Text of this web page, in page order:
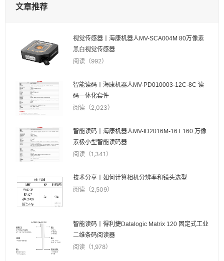
文章推荐
视觉传感器丨海康机器人MV-SCA004M 80万像素
黑白视觉传感器
阅读（992）
智能读码丨海康机器人MV-PD010003-12C-8C 读
码一体化套件
阅读（2,023）
智能读码丨海康机器人MV-ID2016M-16T 160 万像
素极小型智能读码器
阅读（1,341）
技术分享丨如何计算相机分辨率和镜头选型
阅读（2,509）
智能读码丨得利捷Datalogic Matrix 120 固定式工业
二维条码阅读器
阅读（1,978）